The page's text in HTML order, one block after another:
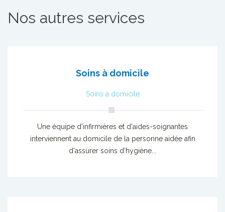
Nos autres services
Soins à domicile
Soins à domicile
Une équipe d'infirmières et d'aides-soignantes
interviennent au domicile de la personne aidée afin
d'assurer soins d'hygiène...